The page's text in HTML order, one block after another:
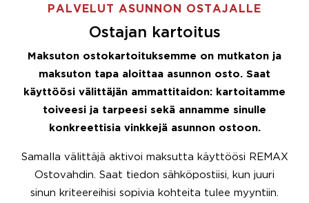
PALVELUT ASUNNON OSTAJALLE
Ostajan kartoitus
Maksuton ostokartoituksemme on mutkaton ja
maksuton tapa aloittaa asunnon osto. Saat
käyttöösi välittäjän ammattitaidon: kartoitamme
toiveesi ja tarpeesi sekä annamme sinulle
konkreettisia vinkkejä asunnon ostoon.
Samalla välittäjä aktivoi maksutta käyttöösi REMAX
Ostovahdin. Saat tiedon sähköpostiisi, kun juuri
sinun kriteereihisi sopivia kohteita tulee myyntiin.